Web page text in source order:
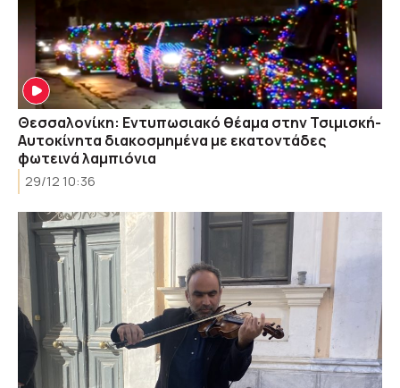
Θεσσαλονίκη: Εντυπωσιακό θέαμα στην Τσιμισκή-
Αυτοκίνητα διακοσμημένα με εκατοντάδες
φωτεινά λαμπιόνια
29/12 10:36